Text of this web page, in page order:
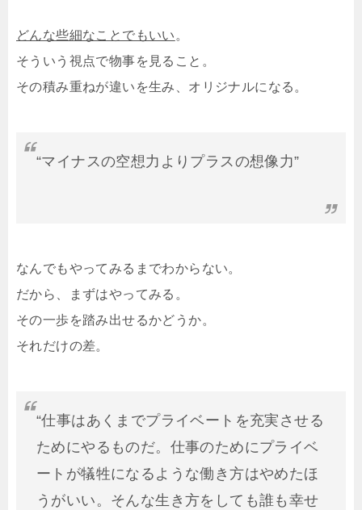
どんな些細なことでもいい 。
そういう視点で物事を見ること。
その積み重ねが違いを生み、オリジナルになる。
“マイナスの空想力よりプラスの想像力”
なんでもやってみるまでわからない。
だから、まずはやってみる。
その一歩を踏み出せるかどうか。
それだけの差。
“仕事はあくまでプライベートを充実させる
ためにやるものだ。仕事のためにプライベ
ートが犠牲になるような働き方はやめたほ
うがいい。そんな生き方をしても誰も幸せ